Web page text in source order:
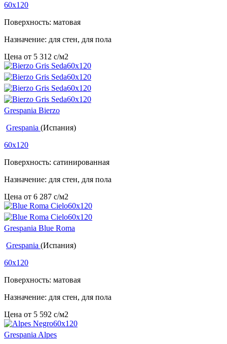
60x120
Поверхность: матовая
Назначение: для стен, для пола
Цена от 5 312 c/м2
Grespania Bierzo
Grespania (Испания)
60x120
Поверхность: сатинированная
Назначение: для стен, для пола
Цена от 6 287 c/м2
Grespania Blue Roma
Grespania (Испания)
60x120
Поверхность: матовая
Назначение: для стен, для пола
Цена от 5 592 c/м2
Grespania Alpes